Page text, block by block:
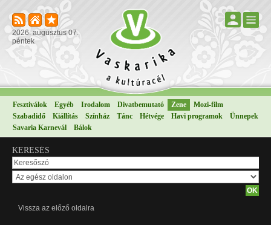
2026. augusztus 07.
péntek
Fesztiválok Egyéb Irodalom Divatbemutató Zene
Mozi-film
Szabadidő
Kiállítás Színház Tánc Hétvége Havi programok
Ünnepek
Savaria Karnevál
Bálok
KERESÉS
Vissza az előző oldalra